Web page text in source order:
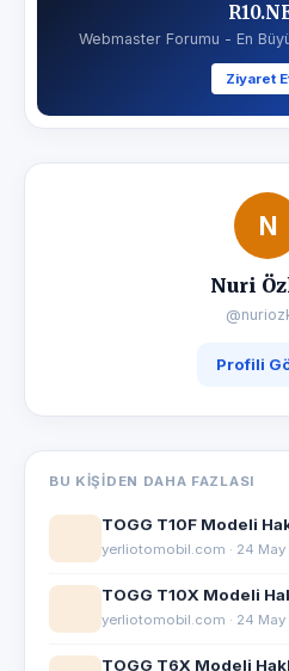
Webmaster Forumu - En
Ziyaret
N
Nuri
Profili
BU KIŞIDEN DAHA FAZLASI
TOGG T10F Modeli
yerliotomobil.com · 24 May
TOGG T10X Modeli
yerliotomobil.com · 24 May
TOGG T6X Modeli